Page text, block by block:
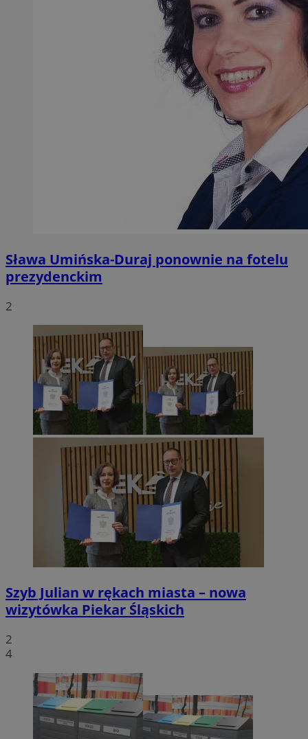
Sława Umińska-Duraj ponownie na fotelu
prezydenckim
2
Szyb Julian w rękach miasta – nowa
wizytówka Piekar Śląskich
2
4